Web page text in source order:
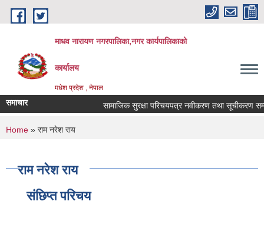
Skip to main content
माधव नारायण नगरपालिका,नगर कार्यपालिकाको
कार्यालय
मधेश प्रदेश , नेपाल
समाचार सामाजिक सुरक्षा परिचयपत्र नवीकरण तथा सूचीकरण
You are here
Home » राम नरेश राय
राम नरेश राय
संछिप्त परिचय